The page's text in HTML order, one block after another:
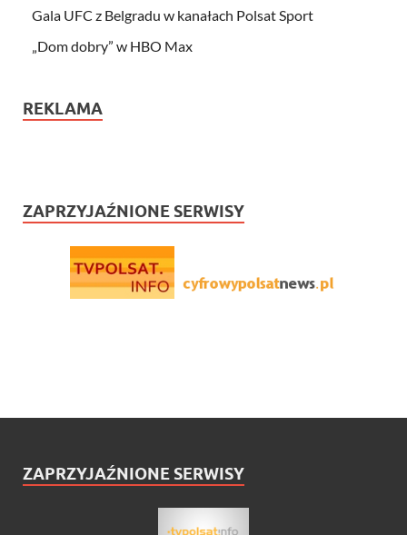
Gala UFC z Belgradu w kanałach Polsat Sport
„Dom dobry” w HBO Max
REKLAMA
ZAPRZYJAŹNIONE SERWISY
ZAPRZYJAŹNIONE SERWISY